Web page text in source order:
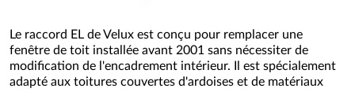
Le raccord EL de Velux est conçu pour remplacer une
fenêtre de toit installée avant 2001 sans nécessiter de
modification de l'encadrement intérieur. Il est spécialement
adapté aux toitures couvertes d'ardoises et de matériaux